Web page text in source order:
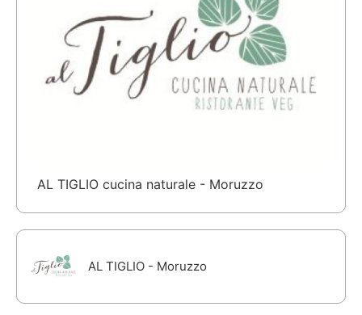
AL TIGLIO cucina naturale - Moruzzo
AL TIGLIO - Moruzzo